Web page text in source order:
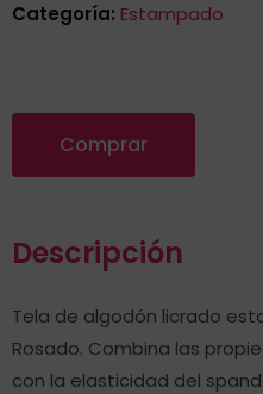
Categoría: Estampado
Comprar
Descripción
Tela de algodón licrado
Rosado. Combina las
con la elasticidad del